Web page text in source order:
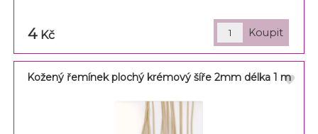
4 Kč
Kožený řemínek plochý krémový šíře 2mm délka 1 m